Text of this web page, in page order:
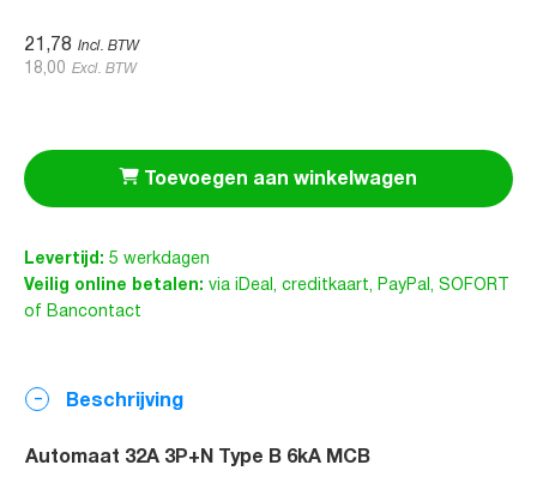
Beschrijving
Automaat 32A 3P+N Type B 6kA MCB
21,78 Incl. BTW
18,00 Excl. BTW
Toevoegen aan winkelwagen
Levertijd: 5 werkdagen
Veilig online betalen: via iDeal, creditkaart, PayPal, SOFORT
of Bancontact